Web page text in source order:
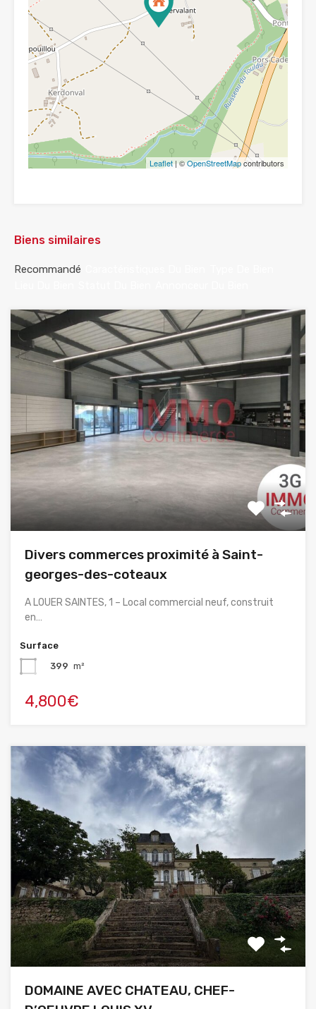
Leaflet | ©OpenStreetMapcontributors
Biens similaires
Recommandé
Divers commerces proximité à Saint-
georges-des-coteaux
A LOUER SAINTES, 1 – Local commercial neuf, construit
en…
Surface
399 m²
4,800€
DOMAINE AVEC CHATEAU, CHEF-